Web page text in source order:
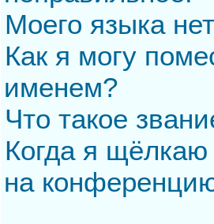
Моего языка
Как я могу
именем?
Что такое
Когда я
на